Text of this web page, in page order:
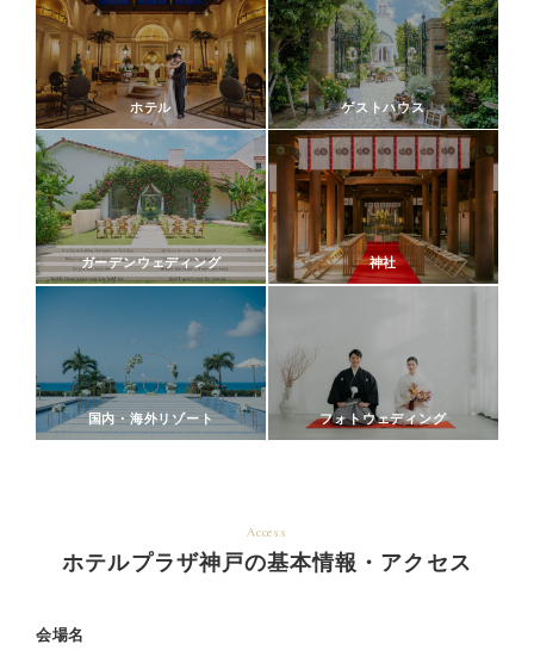
ホテル ゲストハウス
ガーデンウェディング 神社
国内・海外リゾート フォトウェディング
Access
ホテルプラザ神戸の基本情報・アクセス
会場名